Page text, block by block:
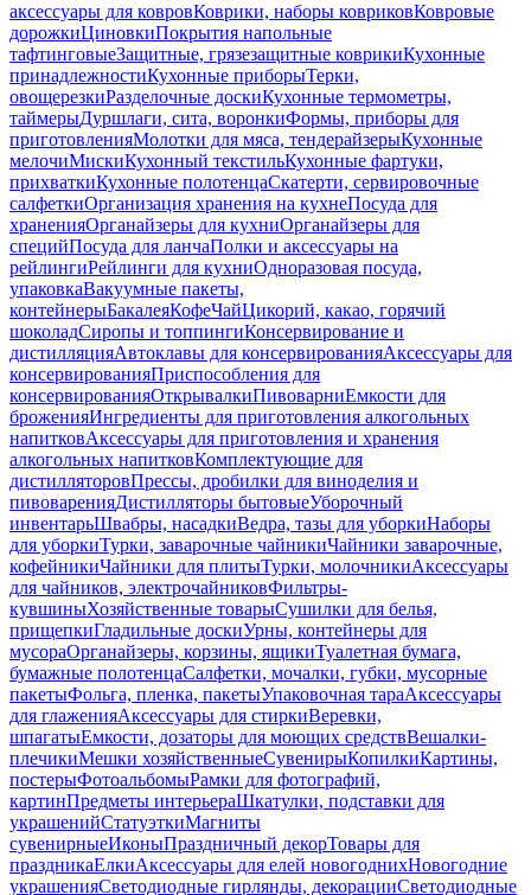
аксессуары для ковровКоврики, наборы ковриковКовровые
дорожкиЦиновкиПокрытия напольные
тафтинговыеЗащитные, грязезащитные коврикиКухонные
принадлежностиКухонные приборыТерки,
овощерезкиРазделочные доскиКухонные термометры,
таймерыДуршлаги, сита, воронкиФормы, приборы для
приготовленияМолотки для мяса, тендерайзерыКухонные
мелочиМискиКухонный текстильКухонные фартуки,
прихваткиКухонные полотенцаСкатерти, сервировочные
салфеткиОрганизация хранения на кухнеПосуда для
храненияОрганайзеры для кухниОрганайзеры для
специйПосуда для ланчаПолки и аксессуары на
рейлингиРейлинги для кухниОдноразовая посуда,
упаковкаВакуумные пакеты,
контейнерыБакалеяКофеЧайЦикорий, какао, горячий
шоколадСиропы и топпингиКонсервирование и
дистилляцияАвтоклавы для консервированияАксессуары для
консервированияПриспособления для
консервированияОткрывалкиПивоварниЕмкости для
броженияИнгредиенты для приготовления алкогольных
напитковАксессуары для приготовления и хранения
алкогольных напитковКомплектующие для
дистилляторовПрессы, дробилки для виноделия и
пивоваренияДистилляторы бытовыеУборочный
инвентарьШвабры, насадкиВедра, тазы для уборкиНаборы
для уборкиТурки, заварочные чайникиЧайники заварочные,
кофейникиЧайники для плитыТурки, молочникиАксессуары
для чайников, электрочайниковФильтры-
кувшиныХозяйственные товарыСушилки для белья,
прищепкиГладильные доскиУрны, контейнеры для
мусораОрганайзеры, корзины, ящикиТуалетная бумага,
бумажные полотенцаСалфетки, мочалки, губки, мусорные
пакетыФольга, пленка, пакетыУпаковочная тараАксессуары
для глаженияАксессуары для стиркиВеревки,
шпагатыЕмкости, дозаторы для моющих средствВешалки-
плечикиМешки хозяйственныеСувенирыКопилкиКартины,
постерыФотоальбомыРамки для фотографий,
картинПредметы интерьераШкатулки, подставки для
украшенийСтатуэткиМагниты
сувенирныеИконыПраздничный декорТовары для
праздникаЕлкиАксессуары для елей новогоднихНовогодние
украшенияСветодиодные гирлянды, декорацииСветодиодные